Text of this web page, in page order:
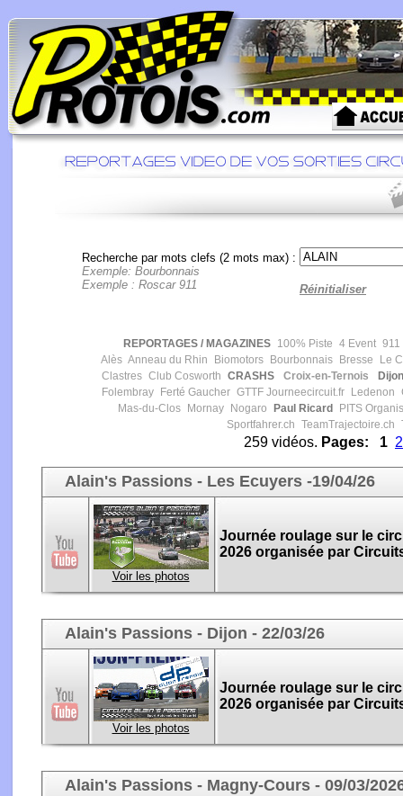
Recherche par mots clefs (2 mots max) :
Exemple: Bourbonnais
Exemple : Roscar 911
Réinitialiser
REPORTAGES / MAGAZINES 100% Piste 4 Event 911
Alès Anneau du Rhin Biomotors Bourbonnais Bresse
Le
Clastres Club Cosworth CRASHS Croix-en-Ternois
Folembray
Ferté Gaucher GTTFJourneecircuit.fr Ledenon
Mas-du-Clos
Mornay Nogaro Paul Ricard
PITS
Sportfahrer.ch TeamTrajectoire.ch
259 vidéos. Pages: 1 2
Alain's Passions - Les Ecuyers -19/04/26
Voir les photos
Journée roulage sur le
2026 organisée par
Alain's Passions - Dijon - 22/03/26
Voir les photos
Journée roulage sur le
2026 organisée par
Alain's Passions - Magny-Cours - 09/03/